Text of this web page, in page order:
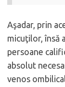
Aşadar, prin
micuţilor, însă
persoane
absolut
venos